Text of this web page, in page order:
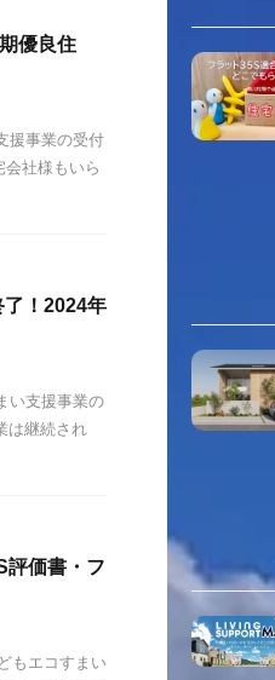
優良住
援事業の受付
社様もいら
了！2024年
い支援事業の
は継続され
評価書・フ
もエコすまい